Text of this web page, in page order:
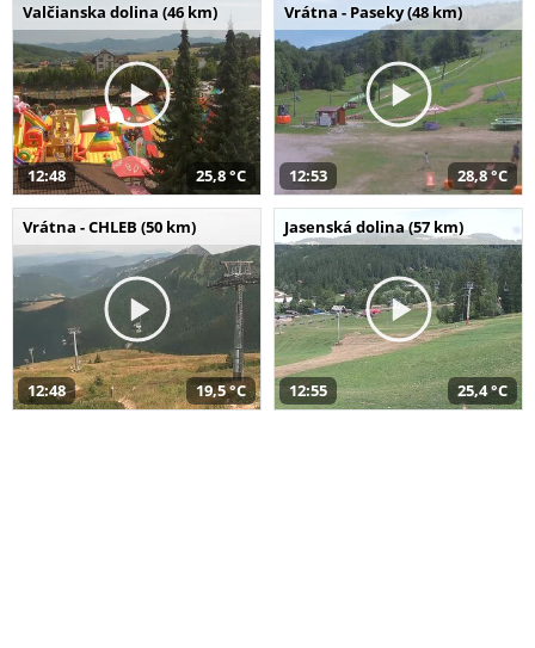
Valčianska dolina (46 km)
12:48 25,8 °C
Vrátna - Paseky (48 km)
12:53 28,8 °C
Vrátna - CHLEB (50 km)
12:48 19,5 °C
Jasenská dolina (57 km)
12:55 25,4 °C